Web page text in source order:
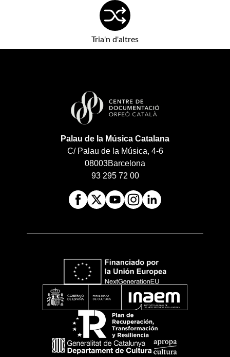
Tria'n d'altres
Palau de la Música Catalana
C/ Palau de la Música, 4-6
08003Barcelona
93 295 72 00